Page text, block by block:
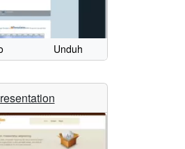
Unduh